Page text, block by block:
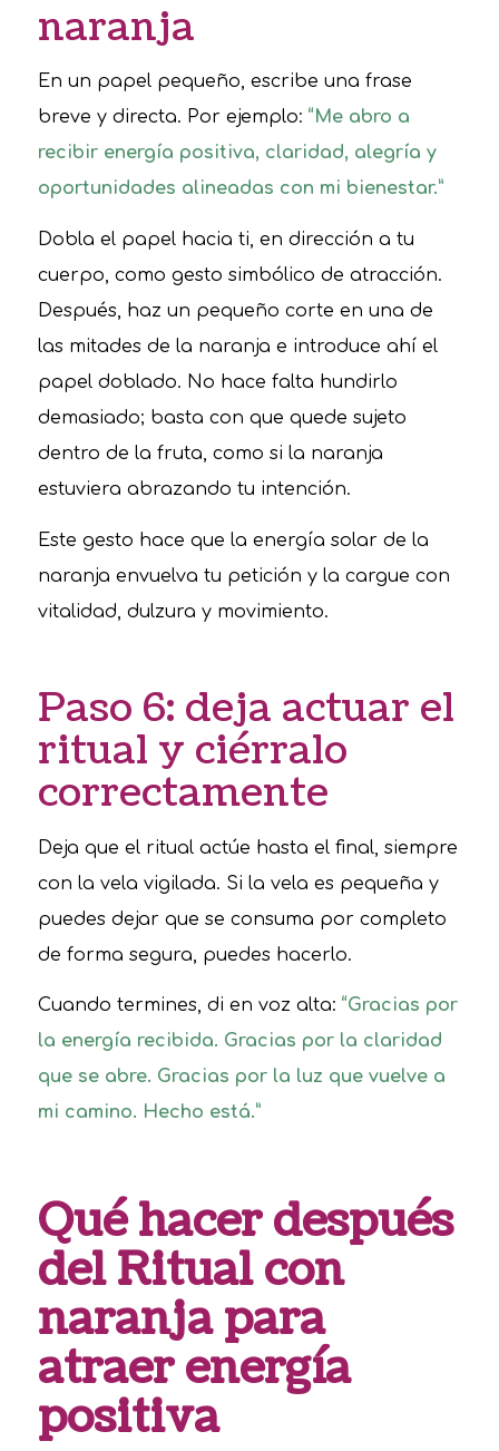
naranja
En un papel pequeño, escribe una frase
breve y directa. Por ejemplo: “Me abro a
recibir energía positiva, claridad, alegría y
oportunidades alineadas con mi bienestar.”
Dobla el papel hacia ti, en dirección a tu
cuerpo, como gesto simbólico de atracción.
Después, haz un pequeño corte en una de
las mitades de la naranja e introduce ahí el
papel doblado. No hace falta hundirlo
demasiado; basta con que quede sujeto
dentro de la fruta, como si la naranja
estuviera abrazando tu intención.
Este gesto hace que la energía solar de la
naranja envuelva tu petición y la cargue con
vitalidad, dulzura y movimiento.
Paso 6: deja actuar el
ritual y ciérralo
correctamente
Deja que el ritual actúe hasta el final, siempre
con la vela vigilada. Si la vela es pequeña y
puedes dejar que se consuma por completo
de forma segura, puedes hacerlo.
Cuando termines, di en voz alta: “Gracias por
la energía recibida. Gracias por la claridad
que se abre. Gracias por la luz que vuelve a
mi camino. Hecho está.”
Qué hacer después
del Ritual con
naranja para
atraer energía
positiva